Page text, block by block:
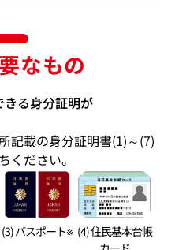
なもの
きる身分証明が
記載の身分証明書(1)～(7)
ください。
(3) パスポート※ (4) 住民基本台帳